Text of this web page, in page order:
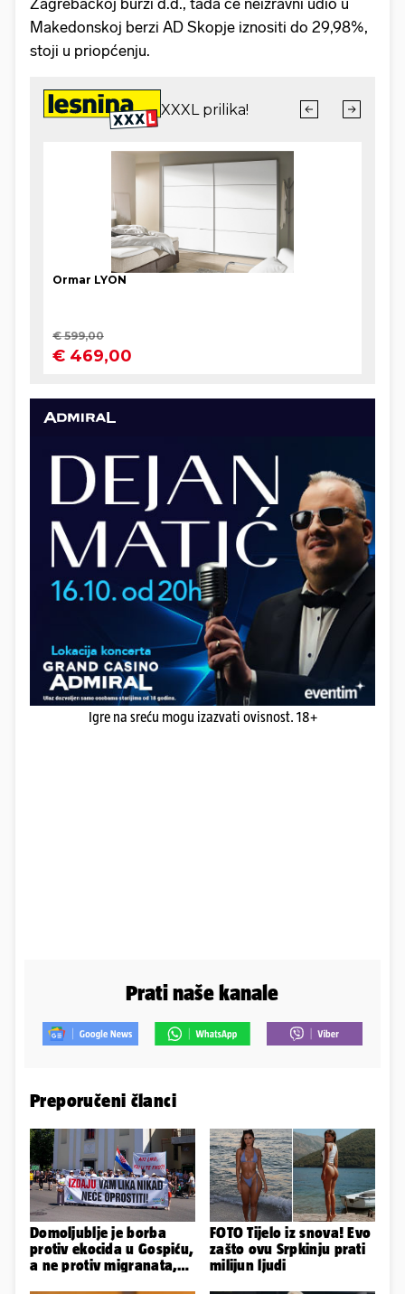
Zagrebačkoj burzi d.d., tada će neizravni udio u
Makedonskoj berzi AD Skopje iznositi do 29,98%,
stoji u priopćenju.
Igre na sreću mogu izazvati ovisnost. 18+
Prati naše kanale
Preporučeni članci
Domoljublje je borba
protiv ekocida u Gospiću,
a ne protiv migranata,
FOTO Tijelo iz snova! Evo
zašto ovu Srpkinju prati
milijun ljudi